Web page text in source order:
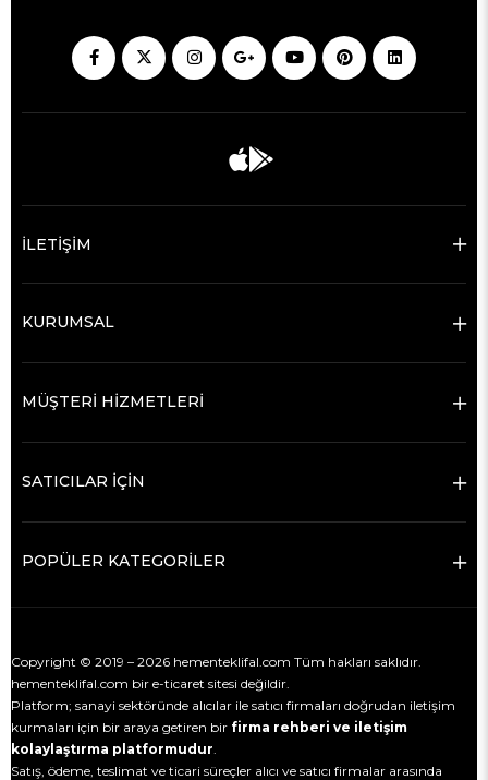
İLETİŞİM
KURUMSAL
MÜŞTERİ HİZMETLERİ
SATICILAR İÇİN
POPÜLER KATEGORİLER
Copyright © 2019 – 2026 hementeklifal.com Tüm hakları saklıdır.
hementeklifal.com bir e-ticaret sitesi değildir.
Platform; sanayi sektöründe alıcılar ile satıcı firmaları doğrudan iletişim
kurmaları için bir araya getiren bir firma rehberi ve iletişim
kolaylaştırma platformudur.
Satış, ödeme, teslimat ve ticari süreçler alıcı ve satıcı firmalar arasında